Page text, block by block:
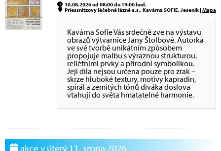
10.08.2026 od 08:00 do 19:00 hod.
Priessnitzovy léčebné lázně a.s., Kavárna SOFIE, Jeseník |Mapa
Kavárna Sofie Vás srdečně zve na výstavu
obrazů výtvarnice Jany Štolbové. Autorka
ve své tvorbě unikátním způsobem
propojuje malbu s výraznou strukturou,
reliéfními prvky a přírodní symbolikou.
Její díla nejsou určena pouze pro zrak –
skrze hluboké textury, motivy kapradin,
spirál a zemitých tónů diváka doslova
vtahují do světa hmatatelné harmonie.
akce v úterý 11. srpna 2026